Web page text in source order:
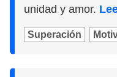
unidad y amor.
Superación